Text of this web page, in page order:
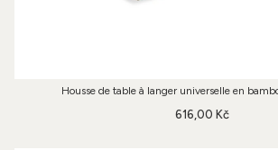
Housse de table à langer universelle en
616,00 Kč